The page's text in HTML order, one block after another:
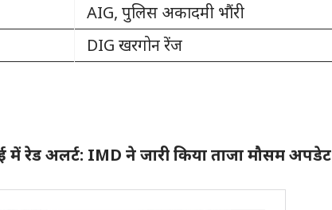
AIG, पुलिस अकादमी भौंरी
DIG खरगोन रेंज
में रेड अलर्ट: IMD ने जारी किया ताजा मौसम अपडेट